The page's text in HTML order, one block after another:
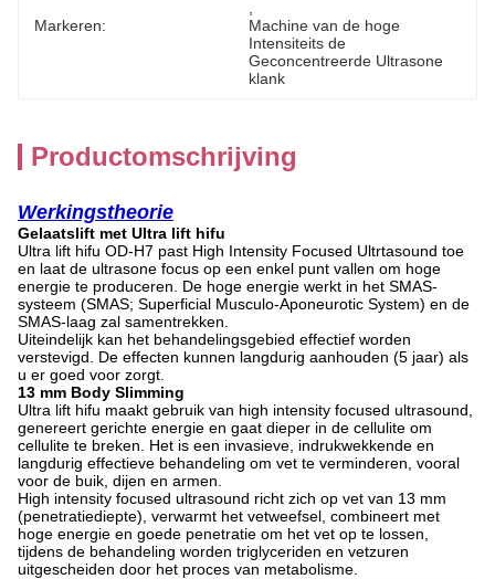
Markeren:
Machine van de hoge
Intensiteits de
Geconcentreerde Ultrasone
klank
Productomschrijving
Werkingstheorie
Gelaatslift met Ultra lift hifu
Ultra lift hifu OD-H7 past High Intensity Focused Ultrtasound toe
en laat de ultrasone focus op een enkel punt vallen om hoge
energie te produceren. De hoge energie werkt in het SMAS-
systeem (SMAS; Superficial Musculo-Aponeurotic System) en de
SMAS-laag zal samentrekken.
Uiteindelijk kan het behandelingsgebied effectief worden
verstevigd. De effecten kunnen langdurig aanhouden (5 jaar) als
u er goed voor zorgt.
13 mm Body Slimming
Ultra lift hifu maakt gebruik van high intensity focused ultrasound,
genereert gerichte energie en gaat dieper in de cellulite om
cellulite te breken. Het is een invasieve, indrukwekkende en
langdurig effectieve behandeling om vet te verminderen, vooral
voor de buik, dijen en armen.
High intensity focused ultrasound richt zich op vet van 13 mm
(penetratiediepte), verwarmt het vetweefsel, combineert met
hoge energie en goede penetratie om het vet op te lossen,
tijdens de behandeling worden triglyceriden en vetzuren
uitgescheiden door het proces van metabolisme.